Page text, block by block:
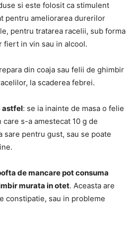
si este folosit ca stimulent
pentru ameliorarea durerilor
pentru tratarea racelii, sub forma
fiert in vin sau in alcool.
din coaja sau felii de ghimbir
la scaderea febrei.
astfel: se ia inainte de masa o felie
s-a amestecat 10 g de
sare pentru gust, sau se poate
de mancare pot consuma
murata in otet. Aceasta are
constipatie, sau in probleme